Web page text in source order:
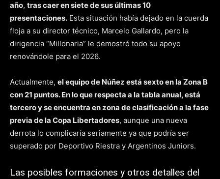
año, tras caer en siete de sus últimas 10
presentaciones. Esta situación había dejado en la cuerda
floja a su director técnico, Marcelo Gallardo, pero la
dirigencia “Millonaria” le demostró todo su apoyo
renovándole para el 2026.
Actualmente, el equipo de Núñez está sexto en la Zona B
con 21 puntos. En lo que respecta a la tabla anual, está
tercero y se encuentra en zona de clasificación a la fase
previa de la Copa Libertadores, aunque una nueva
derrota lo complicaría seriamente ya que podría ser
superado por Deportivo Riestra y Argentinos Juniors.
Las posibles formaciones y otros detalles del